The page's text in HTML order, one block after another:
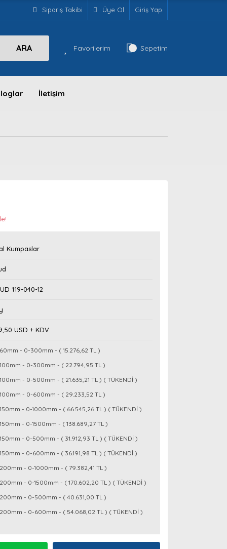
Sipariş Takibi Üye Ol Giriş Yap
ARA Favorilerim Sepetim
İletişim
Kumpaslar
119-040-12
USD + KDV
60mm - 0-300mm - ( 15.276,62 TL )
100mm - 0-300mm - ( 22.794,95 TL )
100mm - 0-500mm - ( 21.635,21 TL ) ( TÜKENDİ )
100mm - 0-600mm - ( 29.233,52 TL )
150mm - 0-1000mm - ( 66.545,26 TL ) ( TÜKENDİ )
150mm - 0-1500mm - ( 138.689,27 TL )
150mm - 0-500mm - ( 31.912,93 TL ) ( TÜKENDİ )
150mm - 0-600mm - ( 36.191,98 TL ) ( TÜKENDİ )
200mm - 0-1000mm - ( 79.382,41 TL )
200mm - 0-1500mm - ( 170.602,20 TL ) ( TÜKENDİ )
200mm - 0-500mm - ( 40.631,00 TL )
200mm - 0-600mm - ( 54.068,02 TL ) ( TÜKENDİ )